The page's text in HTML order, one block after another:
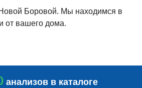
Боровой. Мы находимся в
от вашего дома.
анализов в каталоге